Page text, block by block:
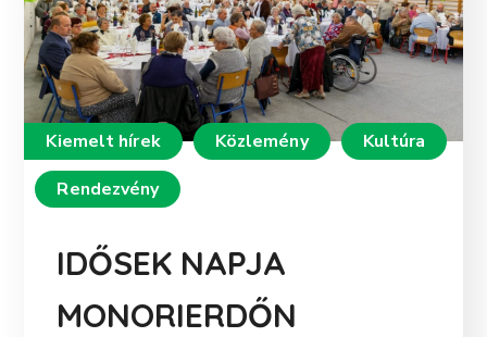
Kiemelt hírek Közlemény
Kultúra
Rendezvény
IDŐSEK NAPJA
MONORIERDŐN